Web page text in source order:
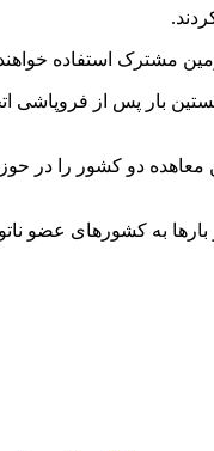
مشترک استفاده
در آن سال، برای نخستین
کرده‌اند. این معاهده دو
به کشورهای عضو ناتو